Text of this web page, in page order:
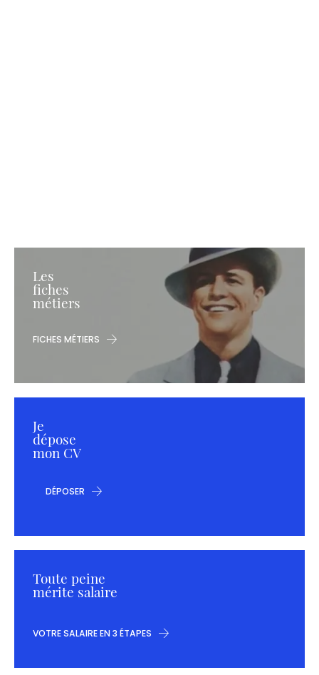
Les
fiches
métiers
FICHES MÉTIERS
Je
dépose
mon CV
DÉPOSER
Toute peine
mérite salaire
VOTRE SALAIRE EN 3 ÉTAPES